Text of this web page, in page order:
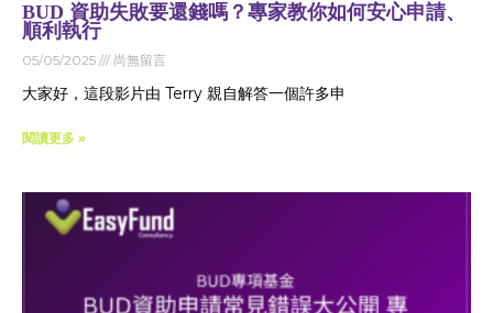
BUD 資助失敗要還錢嗎？專家教你如何安心申請、
順利執行
05/05/2025 尚無留言
大家好，這段影片由 Terry 親自解答一個許多申
閱讀更多 »